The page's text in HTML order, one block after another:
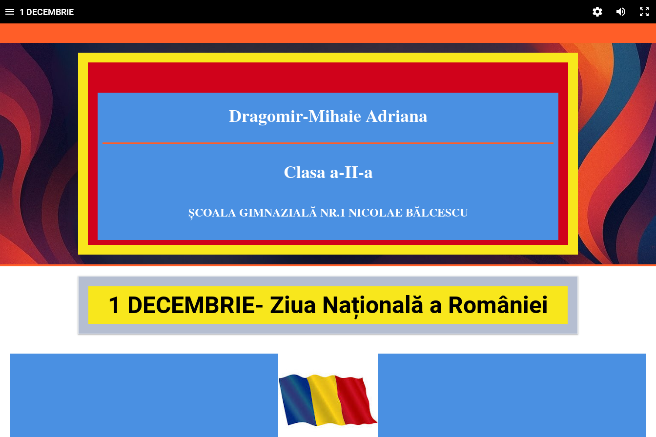
1 DECEMBRIE
Dragomir-Mihaie Adriana
Clasa a-II-a
ȘCOALA GIMNAZIALĂ NR.1 NICOLAE BĂLCESCU
1 DECEMBRIE- Ziua Națională a României